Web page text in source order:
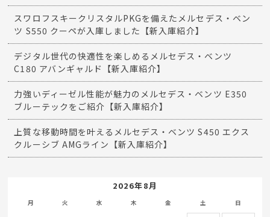
スワロフスキークリスタルPKGを備えたメルセデス・ベン
ツ S550 クーペが入庫しました【新入庫紹介】
デジタル世代の快適性を楽しめるメルセデス・ベンツ
C180 アバンギャルド【新入庫紹介】
力強いディーゼル性能が魅力のメルセデス・ベンツ E350
ブルーテックをご紹介【新入庫紹介】
上質な移動時間を叶えるメルセデス・ベンツ S450 エクス
クルーシブ AMGライン【新入庫紹介】
2026年8月
月 火 水 木 金 土 日